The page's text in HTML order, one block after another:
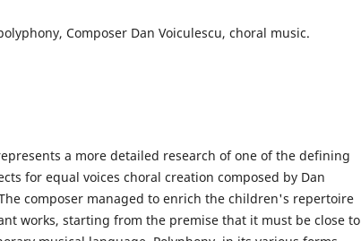
Composer Dan Voiculescu, choral music.
a more detailed research of one of the defining
for equal voices choral creation composed by Dan
composer managed to enrich the children's repertoire
works, starting from the premise that it must be close to